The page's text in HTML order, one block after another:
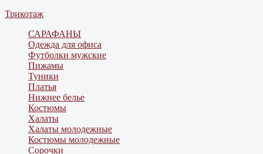
Трикотаж
САРАФАНЫ
Одежда для офиса
Футболки мужские
Пижамы
Туники
Платья
Нижнее белье
Костюмы
Халаты
Халаты молодежные
Костюмы молодежные
Сорочки